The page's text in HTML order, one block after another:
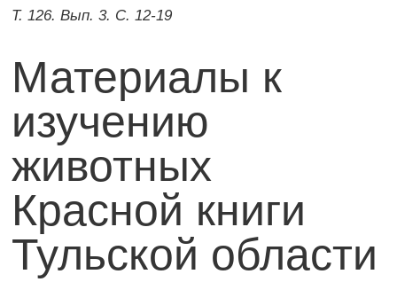
Т. 126. Вып. 3. С. 12-19
Материалы к
изучению
животных
Красной книги
Тульской области